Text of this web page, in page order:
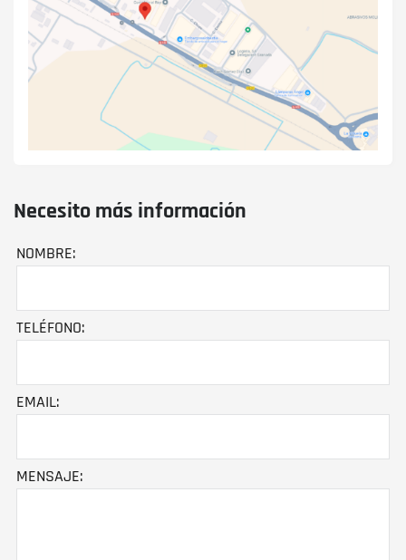
Necesito más información
NOMBRE:
TELÉFONO:
EMAIL:
MENSAJE: